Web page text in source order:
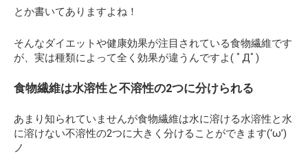
とか書いてありますよね！
そんなダイエットや健康効果が注目されている食物繊維です
が、実は種類によって全く効果が違うんですよ( ﾟДﾟ)
食物繊維は水溶性と不溶性の2つに分けられる
あまり知られていませんが食物繊維は水に溶ける水溶性と水
に溶けない不溶性の2つに大きく分けることができます(‘ω’)
ノ